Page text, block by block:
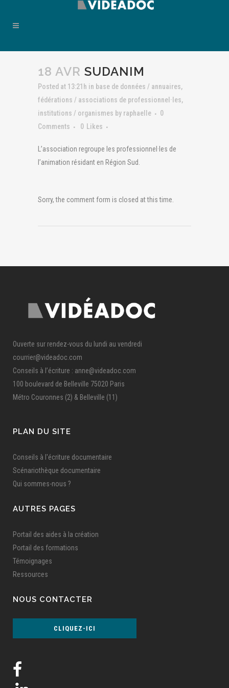
18 AVR SUDANIM
Posted at 13:21h in base de données / annuaires,
fédérations / associations de professionnel·les,
institutions / organismes by raphaelle
0
Comments
0 Likes
L’association regroupe les professionnel·les de
l’animation résidant en Région Sud.
Sorry, the comment form is closed at this time.
Ouverte sur rendez-vous du lundi au vendredi
courrier@videadoc.com
Conseils à l’écriture : anne@videadoc.com
100 boulevard de Belleville 75020 Paris
Métro Couronnes (2) & Belleville (11)
PLAN DU SITE
Conseils à l'écriture documentaire
Scénariothèque documentaire
Qui sommes-nous ?
AUTRES PAGES
Portail des aides à la création
Portail des formations
Témoignages
Ressources
NOUS CONTACTER
CLIQUEZ-ICI